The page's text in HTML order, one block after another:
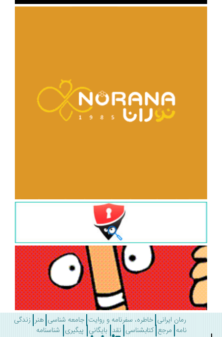
رمان ایرانی خاطره، سفرنامه و روایت جامعه شناسی هنر زندگی
مرجع کتابشناسی نقد بایگانی پیگیری شناسنامه